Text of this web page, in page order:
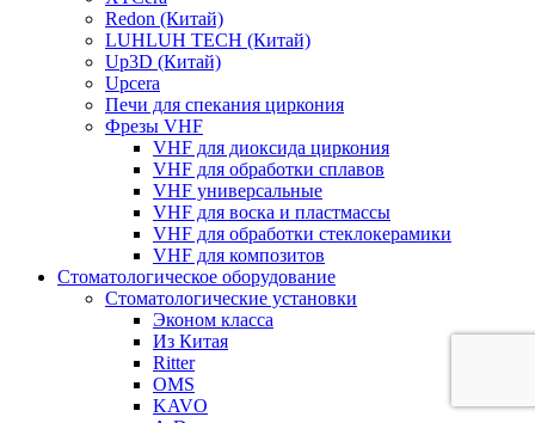
Redon (Китай)
LUHLUH TECH (Китай)
Up3D (Китай)
Upcera
Печи для спекания циркония
Фрезы VHF
VHF для диоксида циркония
VHF для обработки сплавов
VHF универсальные
VHF для воска и пластмассы
VHF для обработки стеклокерамики
VHF для композитов
Стоматологическое оборудование
Стоматологические установки
Эконом класса
Из Китая
Ritter
OMS
KAVO